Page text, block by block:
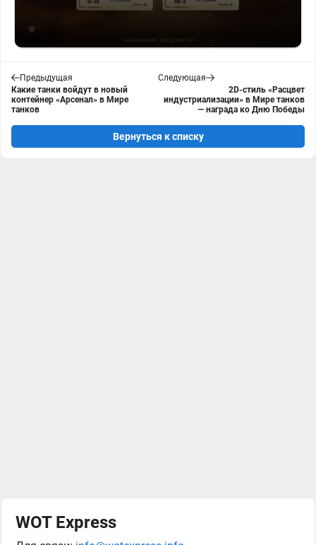
Предыдущая
Какие танки войдут в новый
контейнер «Арсенал» в Мире
танков
Следующая
2D-стиль «Расцвет
индустриализации» в Мире танков
— награда ко Дню Победы
Вернуться к списку
WOT Express